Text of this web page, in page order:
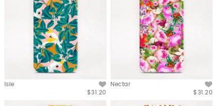
Isle
$31.20
Nectar
$31.20